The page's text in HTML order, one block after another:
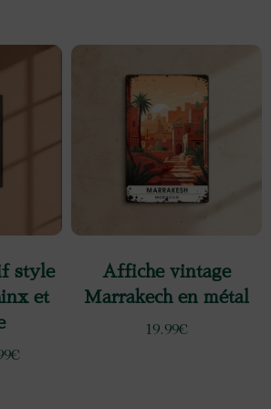
style
et
€
Affiche vintage
Marrakech en métal
19.99€